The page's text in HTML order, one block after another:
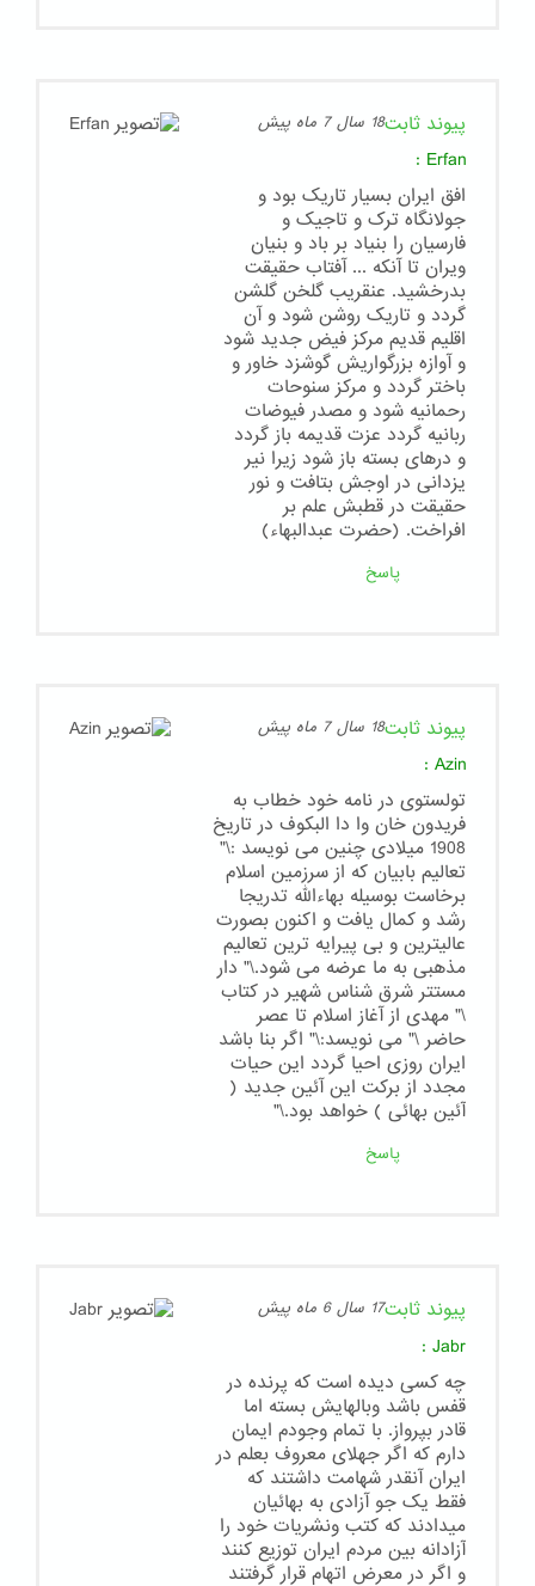
پیوند ثابت18 سال 7 ماه پیش
Erfan
:
افق ایران بسیار تاریک بود و
جولانگاه ترک و تاجیک و
فارسیان را بنیاد بر باد و بنیان
ویران تا آنکه ... آفتاب حقیقت
بدرخشید. عنقریب گلخن گلشن
گردد و تاریک روشن شود و آن
اقلیم قدیم مرکز فیض جدید شود
و آوازه بزرگواریش گوشزد خاور و
باختر گردد و مرکز سنوحات
رحمانیه شود و مصدر فیوضات
ربانیه گردد عزت قدیمه باز گردد
و درهای بسته باز شود زیرا نیر
یزدانی در اوجش بتافت و نور
حقیقت در قطبش علم بر
افراخت. (حضرت عبدالبهاء)
پاسخ
پیوند ثابت18 سال 7 ماه پیش
Azin
:
تولستوی در نامه خود خطاب به
فریدون خان وا دا البکوف در تاریخ
1908 میلادی چنین می نویسد :\"
تعالیم بابیان که از سرزمین اسلام
برخاست بوسیله بهاءالله تدریجا
رشد و کمال یافت و اکنون بصورت
عالیترین و بی پیرایه ترین تعالیم
مذهبی به ما عرضه می شود.\" دار
مستتر شرق شناس شهیر در کتاب
\" مهدی از آغاز اسلام تا عصر
حاضر \" می نویسد:\" اگر بنا باشد
ایران روزی احیا گردد این حیات
مجدد از برکت این آئین جدید (
آئین بهائی ) خواهد بود.\"
پاسخ
پیوند ثابت17 سال 6 ماه پیش
Jabr
:
چه کسی دیده است که پرنده در
قفس باشد وبالهایش بسته اما
قادر بپرواز. با تمام وجودم ایمان
دارم که اگر جهلای معروف بعلم در
ایران آنقدر شهامت داشتند که
فقط یک جو آزادی به بهائیان
میدادند که کتب ونشریات خود را
آزادانه بین مردم ایران توزیع کنند
و اگر در معرض اتهام قرار گرفتند